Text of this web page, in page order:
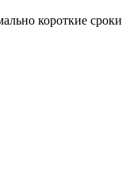
короткие сроки